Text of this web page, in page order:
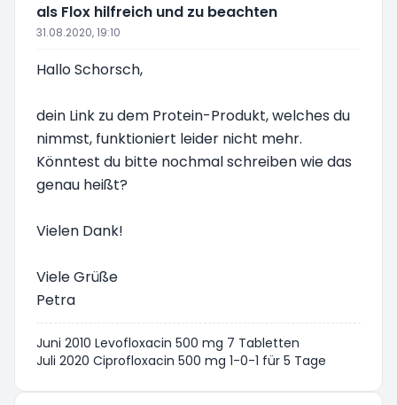
als Flox hilfreich und zu beachten
31.08.2020, 19:10
Hallo Schorsch,
dein Link zu dem Protein-Produkt, welches du
nimmst, funktioniert leider nicht mehr.
Könntest du bitte nochmal schreiben wie das
genau heißt?
Vielen Dank!
Viele Grüße
Petra
Juni 2010 Levofloxacin 500 mg 7 Tabletten
Juli 2020 Ciprofloxacin 500 mg 1-0-1 für 5 Tage